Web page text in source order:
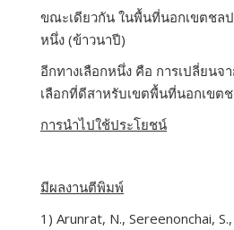
ขณะเดียวกัน ในพื้นที่นอกเขตชลป
หนึ่ง (ข้าวนาปี)
อีกทางเลือกหนึ่ง คือ การเปลี่ยน
เลือกที่ดีสาหรับเขตพื้นที่นอกเขต
การนำไปใช้ประโยชน์
มีผลงานตีพิมพ์
1) Arunrat, N., Sereenonchai,